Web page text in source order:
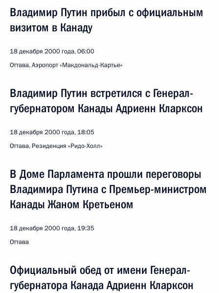
Владимир Путин прибыл с официальным
визитом в Канаду
18 декабря 2000 года, 06:00
Оттава, Аэропорт «Макдональд-Картье»
Владимир Путин встретился с Генерал-
губернатором Канады Адриенн Кларксон
18 декабря 2000 года, 18:05
Оттава, Резиденция «Ридо-Холл»
В Доме Парламента прошли переговоры
Владимира Путина с Премьер-министром
Канады Жаном Кретьеном
18 декабря 2000 года, 19:35
Оттава
Официальный обед от имени Генерал-
губернатора Канада Адриенн Кларксон